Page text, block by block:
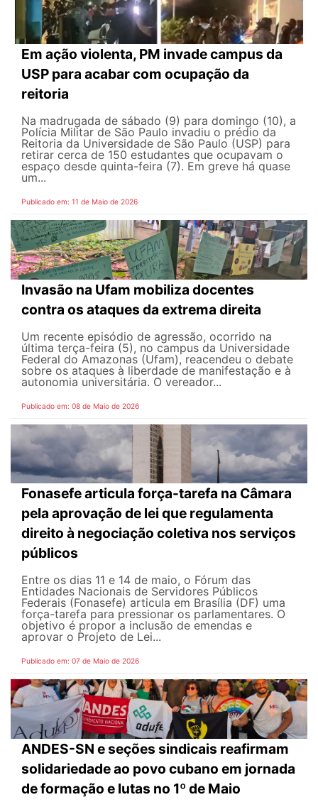
Em ação violenta, PM invade campus da
USP para acabar com ocupação da
reitoria
Na madrugada de sábado (9) para domingo (10), a
Polícia Militar de São Paulo invadiu o prédio da
Reitoria da Universidade de São Paulo (USP) para
retirar cerca de 150 estudantes que ocupavam o
espaço desde quinta-feira (7). Em greve há quase
um...
Publicado em: 11 de Maio de 2026
Invasão na Ufam mobiliza docentes
contra os ataques da extrema direita
Um recente episódio de agressão, ocorrido na
última terça-feira (5), no campus da Universidade
Federal do Amazonas (Ufam), reacendeu o debate
sobre os ataques à liberdade de manifestação e à
autonomia universitária. O vereador...
Publicado em: 08 de Maio de 2026
Fonasefe articula força-tarefa na Câmara
pela aprovação de lei que regulamenta
direito à negociação coletiva nos serviços
públicos
Entre os dias 11 e 14 de maio, o Fórum das
Entidades Nacionais de Servidores Públicos
Federais (Fonasefe) articula em Brasília (DF) uma
força-tarefa para pressionar os parlamentares. O
objetivo é propor a inclusão de emendas e
aprovar o Projeto de Lei...
Publicado em: 07 de Maio de 2026
ANDES-SN e seções sindicais reafirmam
solidariedade ao povo cubano em jornada
de formação e lutas no 1º de Maio